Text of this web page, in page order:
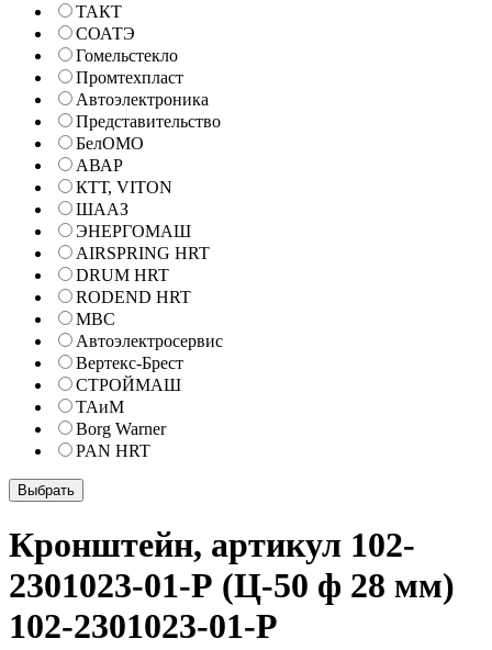
ТАКТ
СОАТЭ
Гомельстекло
Промтехпласт
Автоэлектроника
Представительство
БелОМО
АВАР
КТТ, VITON
ШААЗ
ЭНЕРГОМАШ
AIRSPRING HRT
DRUM HRT
RODEND HRT
МВС
Автоэлектросервис
Вертекс-Брест
СТРОЙМАШ
ТАиМ
Borg Warner
PAN HRT
Кронштейн, артикул 102-
2301023-01-Р (Ц-50 ф 28 мм)
102-2301023-01-Р